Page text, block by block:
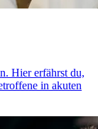
Hier erfährst du,
in akuten